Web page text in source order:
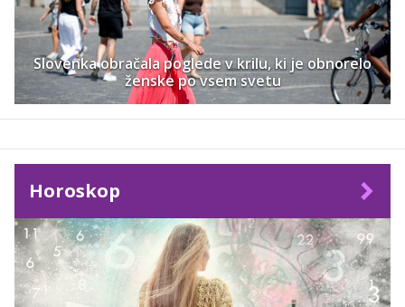
Slovenka obračala poglede v krilu, ki je obnorelo
ženske po vsem svetu
Horoskop